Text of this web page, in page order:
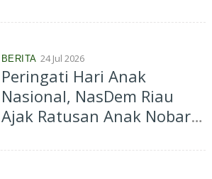
Budidaya Azolla dan POC
Tembilahan Hulu
BERITA 24 Jul 2026
Peringati Hari Anak
Nasional, NasDem Riau
Ajak Ratusan Anak Nobar
Bagikan Al-Qur'an